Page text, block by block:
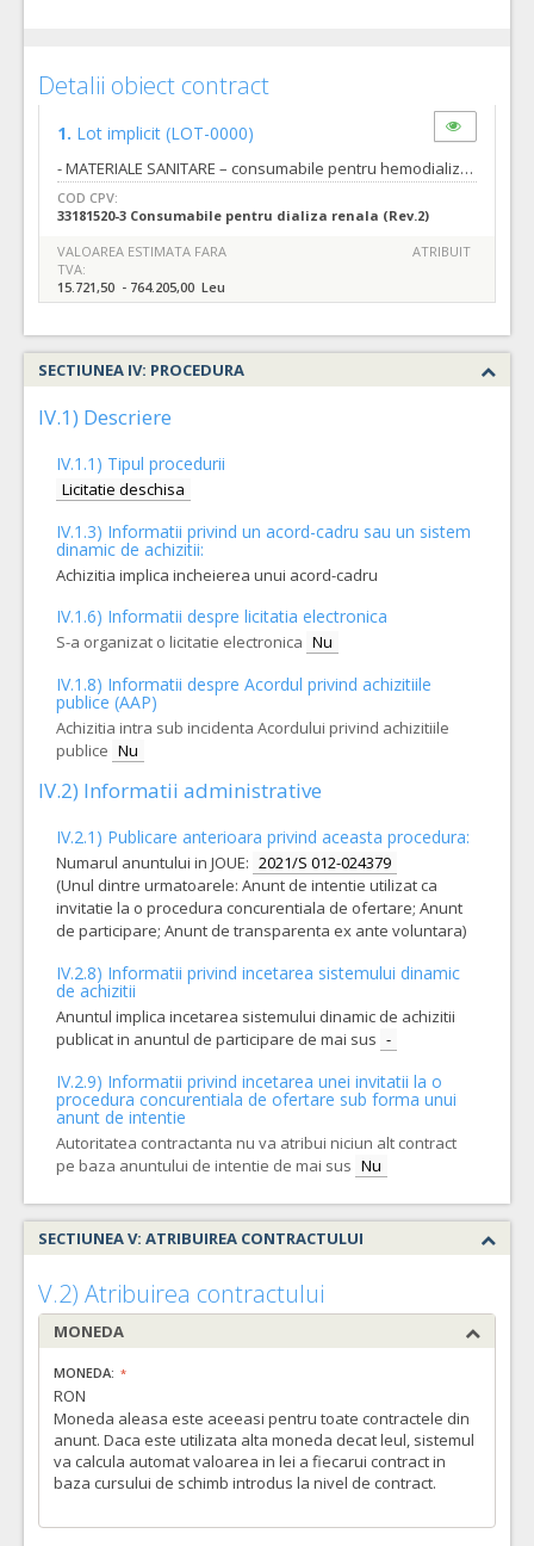
Detalii obiect contract
1. Lot implicit (LOT-0000)
- MATERIALE SANITARE – consumabile pentru hemodializa cu punere la dispoziţie, cu titlu gratuit, a unui numar de 6 (sase) aparate pentru hemodializa: Dializor capilar sintetic low flux 1,6 mp Dializor capilar sintetic high flux 1,6 mp Dializor capilar sintetic high flux 1,2 mp Dializor capilar sintetic low flux 1,5 mp Dializor capilar sintetic high flux 1,5 mp Set linii sange pentru terapia cu 2 ace Set cateter durata cu dublu lumen, 12Fr/4mm, lungim 15 cm, diametru 11 Lumen Fistulina arteriala 16G Fistulina venoasa 16G Fistulina arteriala 17G Fistulina venoasa 17G Fistulina unipunctie pentru hemodializa 16G Fistulina unipunctie pentru hemodializa 17G Conector Y Ac unidirectional Cartus bicarbonat 650 gr Solutie concentrata acida pentru Hemodializa Concentrat lichid pentru dezinfectare si curatare citro-termica pe baza de acid citric Concentrat lichid pentru dezinfectare si curatare chimico-termica pe baza de hipoclorit de sodiu Soluție de blocare a cateterelor pentru abordul vascular- 5 ml
COD CPV:
33181520-3 Consumabile pentru dializa renala (Rev.2)
VALOAREA ESTIMATA FARA
TVA:
15.721,50 - 764.205,00 Leu
ATRIBUIT
SECTIUNEA IV: PROCEDURA
IV.1) Descriere
IV.1.1) Tipul procedurii
Licitatie deschisa
IV.1.3) Informatii privind un acord-cadru sau un sistem
dinamic de achizitii:
Achizitia implica incheierea unui acord-cadru
IV.1.6) Informatii despre licitatia electronica
S-a organizat o licitatie electronica Nu
IV.1.8) Informatii despre Acordul privind achizitiile
publice (AAP)
Achizitia intra sub incidenta Acordului privind achizitiile
publice Nu
IV.2) Informatii administrative
IV.2.1) Publicare anterioara privind aceasta procedura:
Numarul anuntului in JOUE: 2021/S 012-024379
(Unul dintre urmatoarele: Anunt de intentie utilizat ca
invitatie la o procedura concurentiala de ofertare; Anunt
de participare; Anunt de transparenta ex ante voluntara)
IV.2.8) Informatii privind incetarea sistemului dinamic
de achizitii
Anuntul implica incetarea sistemului dinamic de achizitii
publicat in anuntul de participare de mai sus -
IV.2.9) Informatii privind incetarea unei invitatii la o
procedura concurentiala de ofertare sub forma unui
anunt de intentie
Autoritatea contractanta nu va atribui niciun alt contract
pe baza anuntului de intentie de mai sus Nu
SECTIUNEA V: ATRIBUIREA CONTRACTULUI
V.2) Atribuirea contractului
MONEDA
MONEDA:
RON
Moneda aleasa este aceeasi pentru toate contractele din
anunt. Daca este utilizata alta moneda decat leul, sistemul
va calcula automat valoarea in lei a fiecarui contract in
baza cursului de schimb introdus la nivel de contract.